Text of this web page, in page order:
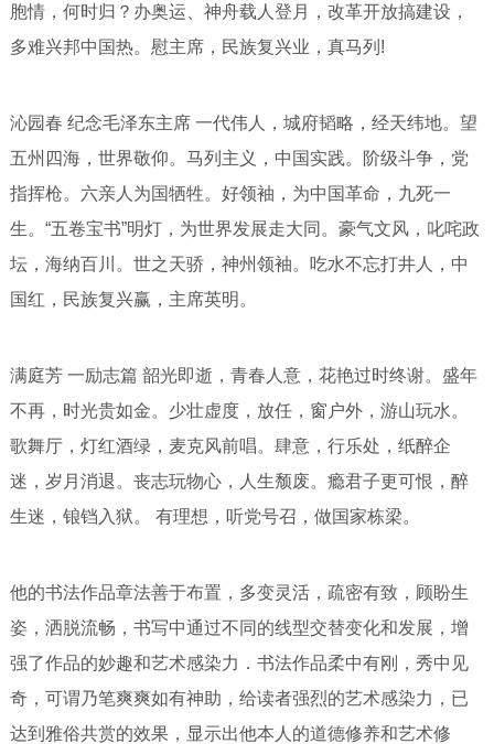
胞情，何时归？办奥运、神舟载人登月，改革开放搞建设，
多难兴邦中国热。慰主席，民族复兴业，真马列!
沁园春 纪念毛泽东主席 一代伟人，城府韬略，经天纬地。望
五州四海，世界敬仰。马列主义，中国实践。阶级斗争，党
指挥枪。六亲人为国牺牲。好领袖，为中国革命，九死一
生。“五卷宝书”明灯，为世界发展走大同。豪气文风，叱咤政
坛，海纳百川。世之天骄，神州领袖。吃水不忘打井人，中
国红，民族复兴赢，主席英明。
满庭芳 一励志篇 韶光即逝，青春人意，花艳过时终谢。盛年
不再，时光贵如金。少壮虚度，放任，窗户外，游山玩水。
歌舞厅，灯红酒绿，麦克风前唱。肆意，行乐处，纸醉企
迷，岁月消退。丧志玩物心，人生颓废。瘾君子更可恨，醉
生迷，锒铛入狱。 有理想，听党号召，做国家栋梁。
他的书法作品章法善于布置，多变灵活，疏密有致，顾盼生
姿，洒脱流畅，书写中通过不同的线型交替变化和发展，增
强了作品的妙趣和艺术感染力．书法作品柔中有刚，秀中见
奇，可谓乃笔爽爽如有神助，给读者强烈的艺术感染力，已
达到雅俗共赏的效果，显示出他本人的道德修养和艺术修